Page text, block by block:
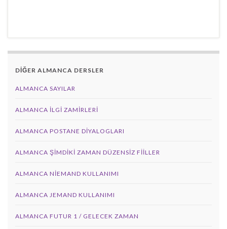
DİĞER ALMANCA DERSLER
ALMANCA SAYILAR
ALMANCA İLGI ZAMIRLERI
ALMANCA POSTANE DIYALOGLARI
ALMANCA ŞIMDIKI ZAMAN DÜZENSIZ FIILLER
ALMANCA NIEMAND KULLANIMI
ALMANCA JEMAND KULLANIMI
ALMANCA FUTUR 1 / GELECEK ZAMAN